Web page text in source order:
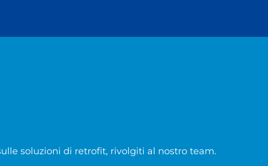
soluzioni di retrofit, rivolgiti al nostro team.